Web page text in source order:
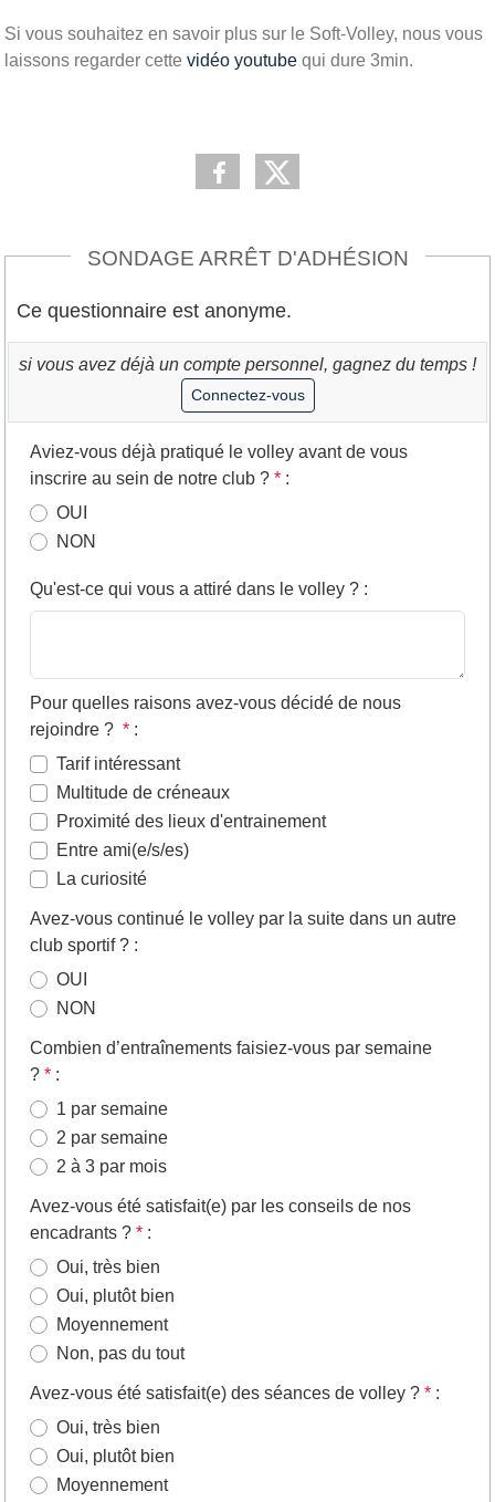
Si vous souhaitez en savoir plus sur le Soft-Volley, nous vous
laissons regarder cette vidéo youtube qui dure 3min.
SONDAGE ARRÊT D'ADHÉSION
Ce questionnaire est anonyme.
si vous avez déjà un compte personnel, gagnez du temps !
Connectez-vous
Aviez-vous déjà pratiqué le volley avant de vous
inscrire au sein de notre club ? * :
OUI
NON
Qu'est-ce qui vous a attiré dans le volley ? :
Pour quelles raisons avez-vous décidé de nous
rejoindre ? * :
Tarif intéressant
Multitude de créneaux
Proximité des lieux d'entrainement
Entre ami(e/s/es)
La curiosité
Avez-vous continué le volley par la suite dans un autre
club sportif ? :
OUI
NON
Combien d’entraînements faisiez-vous par semaine
? * :
1 par semaine
2 par semaine
2 à 3 par mois
Avez-vous été satisfait(e) par les conseils de nos
encadrants ? * :
Oui, très bien
Oui, plutôt bien
Moyennement
Non, pas du tout
Avez-vous été satisfait(e) des séances de volley ? * :
Oui, très bien
Oui, plutôt bien
Moyennement